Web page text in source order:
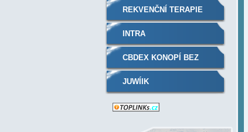
REKVENČNÍ TERAPIE
PLAZMOVÝM
GENERÁTOREM
INTRA
CBDEX KONOPÍ BEZ
RECEPTU A THC
JUWÍIK